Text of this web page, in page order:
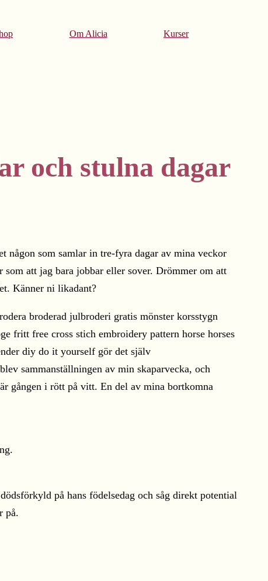
Om Alicia Kurser
och stulna dagar
någon som samlar in tre-fyra dagar av mina veckor
att jag bara jobbar eller sover. Drömmer om att
Känner ni likadant?
sammanställningen av min skaparvecka, och
gången i rött på vitt. En del av mina bortkomna
på hans födelsedag och såg direkt potential
på.